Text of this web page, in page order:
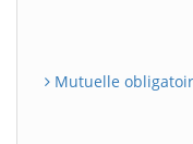
Mutuelle